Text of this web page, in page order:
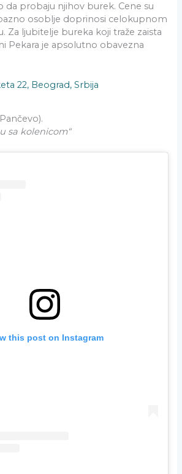
da probaju njihov burek. Cene su
osoblje doprinosi celokupnom
Za ljubitelje bureka koji traže zaista
Pekara je apsolutno obavezna
22, Beograd, Srbija
sa kolenicom“
this post on Instagram